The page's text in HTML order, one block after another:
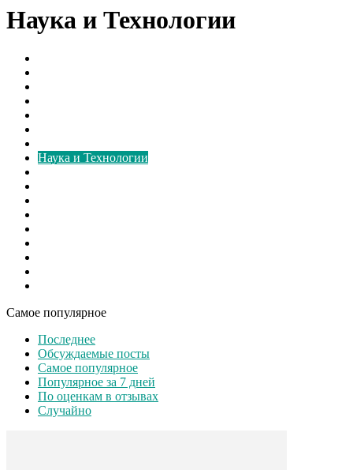
Наука и Технологии
Наука и Технологии
Самое популярное
Последнее
Обсуждаемые посты
Самое популярное
Популярное за 7 дней
По оценкам в отзывах
Случайно